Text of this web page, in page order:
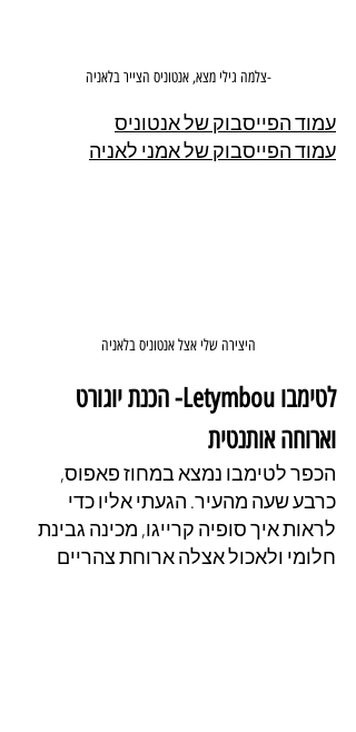
-צלמה גילי מצא, אנטוניס הצייר בלאניה
עמוד הפייסבוק של אנטוניס
עמוד הפייסבוק של אמני לאניה
היצירה שלי אצל אנטוניס בלאניה
לטימבו Letymbou- הכנת יוגורט
וארוחה אותנטית
הכפר לטימבו נמצא במחוז פאפוס,
כרבע שעה מהעיר. הגעתי אליו כדי
לראות איך סופיה קרייגו, מכינה גבינת
חלומי ולאכול אצלה ארוחת צהריים